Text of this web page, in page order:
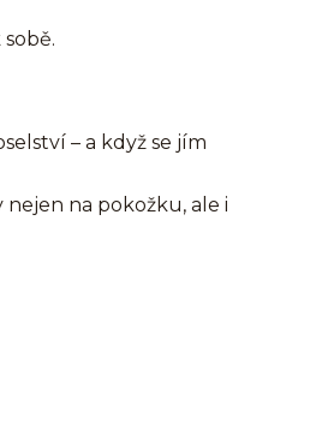
– a když se jím
na pokožku, ale i